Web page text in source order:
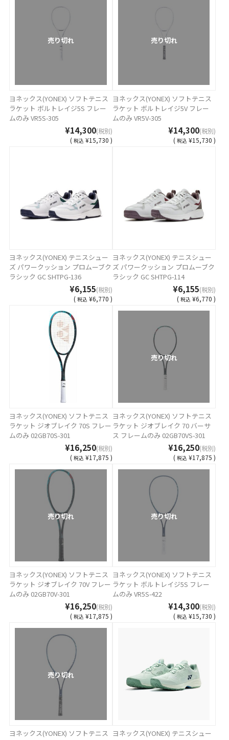
売り切れ
ヨネックス(YONEX) ソフトテニス
ラケット ボルトレイジ5S フレー
ムのみ VR5S-305
¥14,300(税別)
( 税込 ¥15,730 )
売り切れ
ヨネックス(YONEX) ソフトテニス
ラケット ボルトレイジ5V フレー
ムのみ VR5V-305
¥14,300(税別)
( 税込 ¥15,730 )
ヨネックス(YONEX) テニスシュー
ズ パワークッション プロムーブク
ラシック GC SHTPG-136
¥6,155(税別)
( 税込 ¥6,770 )
ヨネックス(YONEX) テニスシュー
ズ パワークッション プロムーブク
ラシック GC SHTPG-114
¥6,155(税別)
( 税込 ¥6,770 )
ヨネックス(YONEX) ソフトテニス
ラケット ジオブレイク 70S フレー
ムのみ 02GB70S-301
¥16,250(税別)
( 税込 ¥17,875 )
売り切れ
ヨネックス(YONEX) ソフトテニス
ラケット ジオブレイク 70 バーサ
ス フレームのみ 02GB70VS-301
¥16,250(税別)
( 税込 ¥17,875 )
売り切れ
ヨネックス(YONEX) ソフトテニス
ラケット ジオブレイク 70V フレー
ムのみ 02GB70V-301
¥16,250(税別)
( 税込 ¥17,875 )
売り切れ
ヨネックス(YONEX) ソフトテニス
ラケット ボルトレイジ5S フレー
ムのみ VR5S-422
¥14,300(税別)
( 税込 ¥15,730 )
売り切れ
ヨネックス(YONEX) ソフトテニス ヨネックス(YONEX) テニスシュー